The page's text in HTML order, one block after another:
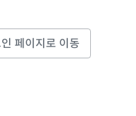
페이지로 이동